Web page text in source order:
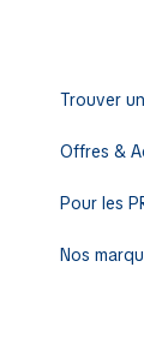
Trouver
Offres &
Pour les
Nos